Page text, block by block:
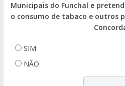
Municipais do Funchal e
o consumo de tabaco e outros
SIM
NÃO